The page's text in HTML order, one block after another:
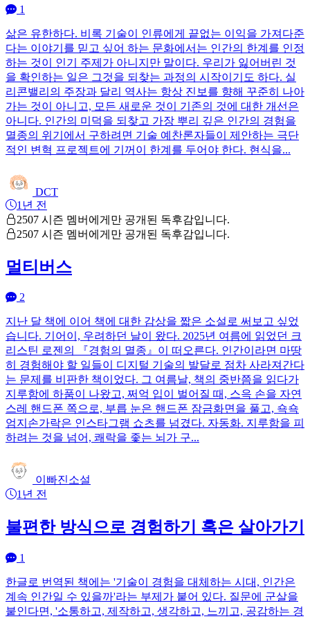
1
삶은 유한하다. 비록 기술이 인류에게 끝없는 이익을 가져다준
다는 이야기를 믿고 싶어 하는 문화에서는 인간의 한계를 인정
하는 것이 인기 주제가 아니지만 말이다. 우리가 잃어버린 것
을 확인하는 일은 그것을 되찾는 과정의 시작이기도 하다. 실
리콘밸리의 주장과 달리 역사는 항상 진보를 향해 꾸준히 나아
가는 것이 아니고, 모든 새로운 것이 기존의 것에 대한 개선은
아니다. 인간의 미덕을 되찾고 가장 뿌리 깊은 인간의 경험을
멸종의 위기에서 구하려면 기술 예찬론자들이 제안하는 극단
적인 변혁 프로젝트에 기꺼이 한계를 두어야 한다. 현식을...
DCT
1년 전
2507 시즌 멤버에게만 공개된 독후감입니다.
2507 시즌 멤버에게만 공개된 독후감입니다.
멀티버스
2
지난 달 책에 이어 책에 대한 감상을 짧은 소설로 써보고 싶었
습니다. 기어이, 우려하던 날이 왔다. 2025년 여름에 읽었던 크
리스틴 로젠의 『경험의 멸종』이 떠오른다. 인간이라면 마땅
히 경험해야 할 일들이 디지털 기술의 발달로 점차 사라져간다
는 문제를 비판한 책이었다. 그 여름날, 책의 중반쯤을 읽다가
지루함에 하품이 나왔고, 쩌억 입이 벌어질 때, 스윽 손을 자연
스레 핸드폰 쪽으로, 부릅 눈은 핸드폰 잠금화면을 풀고, 쇽쇽
엄지손가락은 인스타그램 쇼츠를 넘겼다. 자동화. 지루함을 피
하려는 것을 넘어, 쾌락을 좇는 뇌가 구...
이빠진소설
1년 전
불편한 방식으로 경험하기 혹은 살아가기
1
한글로 번역된 책에는 '기술이 경험을 대체하는 시대, 인간은
계속 인간일 수 있을까'라는 부제가 붙어 있다. 질문에 군살을
붙인다면, '소통하고, 제작하고, 생각하고, 느끼고, 공감하는 경